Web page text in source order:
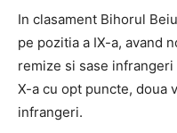
In clasament Bihorul
pe pozitia a IX-a, avand
remize si sase
X-a cu opt puncte, doua
infrangeri.